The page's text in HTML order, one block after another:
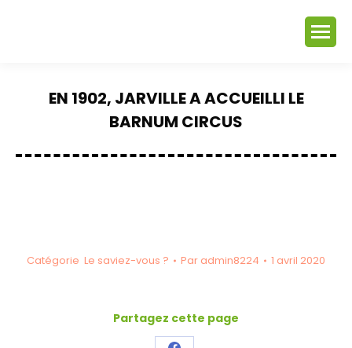
EN 1902, JARVILLE A ACCUEILLI LE
BARNUM CIRCUS
Catégorie Le saviez-vous ? Par admin8224 1 avril 2020
Partagez cette page